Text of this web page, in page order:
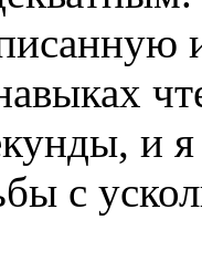
и
с